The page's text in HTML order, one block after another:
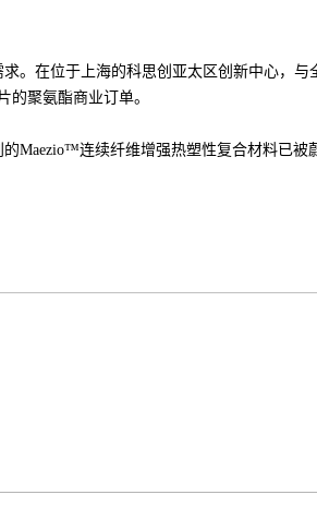
。在位于上海的科思创亚太区创新中心，
的聚氨酯商业订单。
Maezio™连续纤维增强热塑性复合材料已